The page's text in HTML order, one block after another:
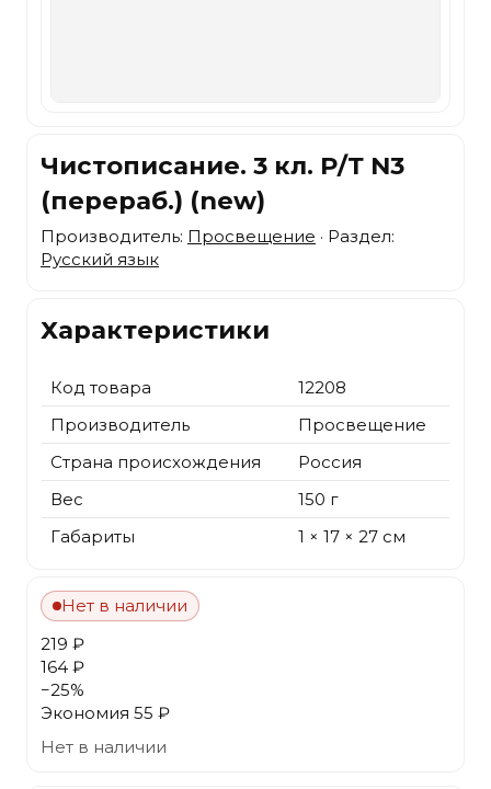
Чистописание. 3 кл. Р/Т N3
(перераб.) (new)
Производитель: Просвещение · Раздел:
Русский язык
Характеристики
Код товара
12208
Производитель
Просвещение
Страна происхождения
Россия
Вес
150 г
Габариты
1 × 17 × 27 см
Нет в наличии
219 ₽
164 ₽
−25%
Экономия 55 ₽
Нет в наличии